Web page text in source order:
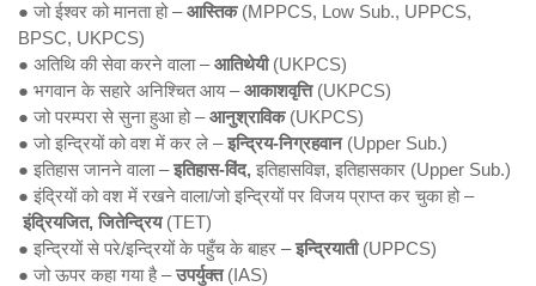
● जो ईश्वर को मानता हो –आस्तिक(MPPCS, Low Sub., UPPCS,
BPSC, UKPCS)
● अतिथि की सेवा करने वाला –आतिथेयी(UKPCS)
● भगवान के सहारे अनिश्चित आय –आकाशवृत्ति(UKPCS)
● जो परम्परा से सुना हुआ हो –आनुश्राविक(UKPCS)
● जो इन्द्रियों को वश में कर ले –इन्द्रिय-निग्रहवान(Upper Sub.)
● इतिहास जानने वाला –इतिहास-विंद, इतिहासविज्ञ, इतिहासकार (Upper Sub.)
● इंद्रियों को वश में रखने वाला/जो इन्द्रियों पर विजय प्राप्त कर चुका हो –
इंद्रियजित, जितेन्द्रिय(TET)
● इन्द्रियों से परे/इन्द्रियों के पहुँच के बाहर –इन्द्रियाती(UPPCS)
● जो ऊपर कहा गया है –उपर्युक्त(IAS)